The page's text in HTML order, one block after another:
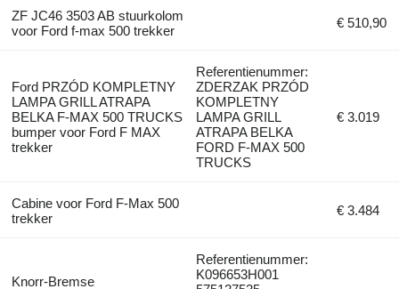
ZF JC46 3503 AB stuurkolom
voor Ford f-max 500 trekker
€ 510,90
Ford PRZÓD KOMPLETNY
LAMPA GRILL ATRAPA
BELKA F-MAX 500 TRUCKS
bumper voor Ford F MAX
trekker
Referentienummer:
ZDERZAK PRZÓD
KOMPLETNY
LAMPA GRILL
ATRAPA BELKA
FORD F-MAX 500
TRUCKS
€ 3.019
Cabine voor Ford F-Max 500
trekker
€ 3.484
Knorr-Bremse
Referentienummer:
K096653H001